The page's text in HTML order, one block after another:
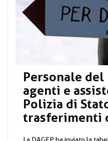
Personale
agenti e
Polizia di
trasferimenti